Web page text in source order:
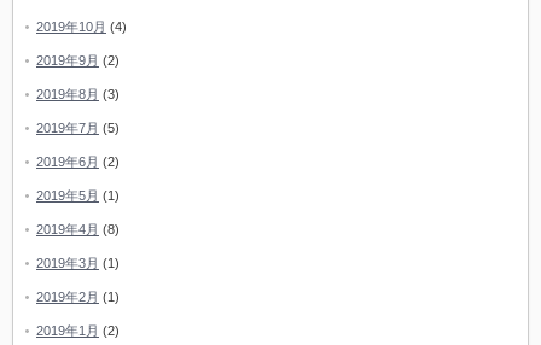
2019年10月 (4)
2019年9月 (2)
2019年8月 (3)
2019年7月 (5)
2019年6月 (2)
2019年5月 (1)
2019年4月 (8)
2019年3月 (1)
2019年2月 (1)
2019年1月 (2)